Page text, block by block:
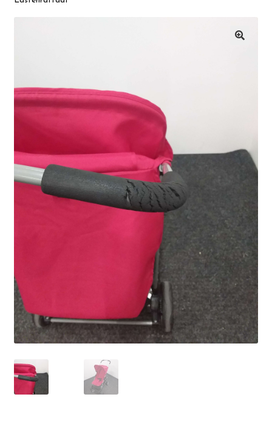
Varhaiskasvatus
Ateria- ja välipalamaksut
Mämminiemi
Visit Jyvaskyla Region
Valon Kaupunki
Ohje